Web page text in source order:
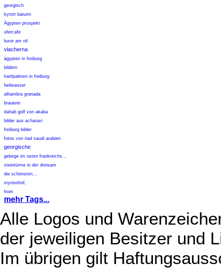
georgisch
kyrort batumi
Ägypten prospekt
ufercafe
luxor am nil
vlacherna
ägypten in freiburg
bildern
hanfpalmen in freiburg
heilwasser
alhambra granada
brauerei
dahab golf von akaba
bilder aus acharavi
freiburg bilder
fotos von riad saudi arabien
georgische
gebirge im osten frankreichs...
steintürme in der dreisam
die schönsten...
myrtenhof,
from
mehr Tags...
Alle Logos und
der jeweiligen Besitzer und
Im übrigen gilt